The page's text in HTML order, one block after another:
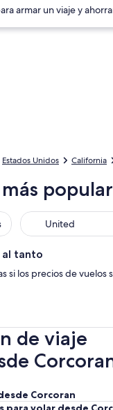
armar un viaje y
Estados Unidos California
United
tanto
si los precios de vuelos
de viaje
Corcoran